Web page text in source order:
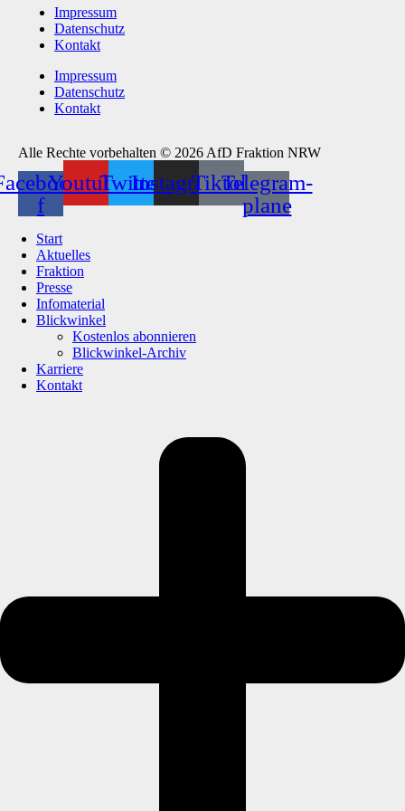
Impressum
Datenschutz
Kontakt
Impressum
Datenschutz
Kontakt
Alle Rechte vorbehalten © 2026 AfD Fraktion NRW
f
YoutubeTwitterInstagramTiktokTelegram-
plane
Start
Aktuelles
Fraktion
Presse
Infomaterial
Blickwinkel
Kostenlos abonnieren
Blickwinkel-Archiv
Karriere
Kontakt